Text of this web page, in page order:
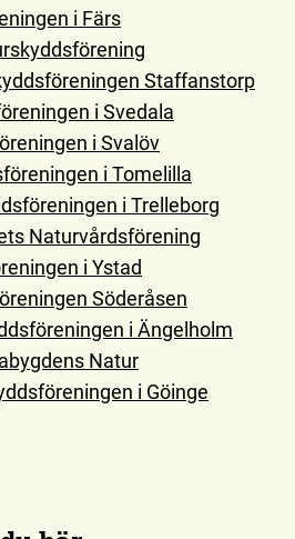
i Färs
Staffanstorp
i Svedala
i Svalöv
i Tomelilla
i Trelleborg
Naturvårdsförening
i Ystad
Söderåsen
i Ängelholm
Natur
i Göinge